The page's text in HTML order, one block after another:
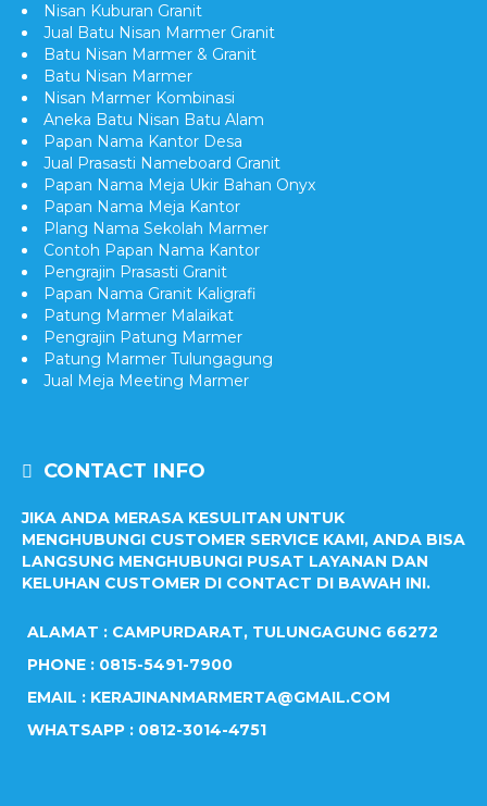
Nisan Kuburan Granit
Jual Batu Nisan Marmer Granit
Batu Nisan Marmer & Granit
Batu Nisan Marmer
Nisan Marmer Kombinasi
Aneka Batu Nisan Batu Alam
Papan Nama Kantor Desa
Jual Prasasti Nameboard Granit
Papan Nama Meja Ukir Bahan Onyx
Papan Nama Meja Kantor
Plang Nama Sekolah Marmer
Contoh Papan Nama Kantor
Pengrajin Prasasti Granit
Papan Nama Granit Kaligrafi
Patung Marmer Malaikat
Pengrajin Patung Marmer
Patung Marmer Tulungagung
Jual Meja Meeting Marmer
CONTACT INFO
JIKA ANDA MERASA KESULITAN UNTUK
MENGHUBUNGI CUSTOMER SERVICE KAMI, ANDA BISA
LANGSUNG MENGHUBUNGI PUSAT LAYANAN DAN
KELUHAN CUSTOMER DI CONTACT DI BAWAH INI.
ALAMAT : CAMPURDARAT, TULUNGAGUNG 66272
PHONE : 0815-5491-7900
EMAIL : KERAJINANMARMERTA@GMAIL.COM
WHATSAPP : 0812-3014-4751